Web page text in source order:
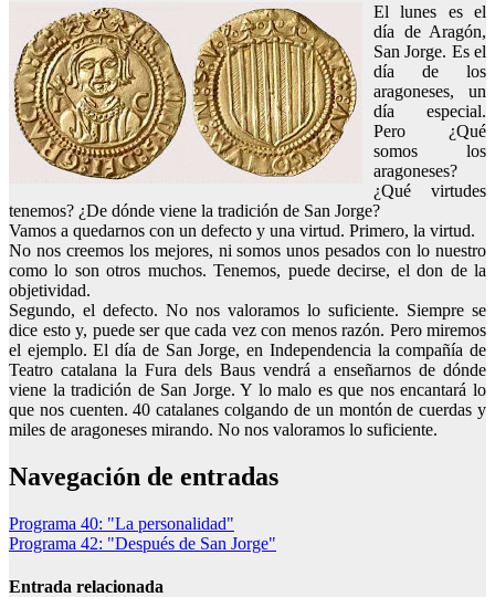
El lunes es el
día de Aragón,
San Jorge. Es el
día de los
aragoneses, un
día especial.
Pero ¿Qué
somos los
aragoneses?
¿Qué virtudes
tenemos? ¿De dónde viene la tradición de San Jorge?
Vamos a quedarnos con un defecto y una virtud. Primero, la virtud.
No nos creemos los mejores, ni somos unos pesados con lo nuestro
como lo son otros muchos. Tenemos, puede decirse, el don de la
objetividad.
Segundo, el defecto. No nos valoramos lo suficiente. Siempre se
dice esto y, puede ser que cada vez con menos razón. Pero miremos
el ejemplo. El día de San Jorge, en Independencia la compañía de
Teatro catalana la Fura dels Baus vendrá a enseñarnos de dónde
viene la tradición de San Jorge. Y lo malo es que nos encantará lo
que nos cuenten. 40 catalanes colgando de un montón de cuerdas y
miles de aragoneses mirando. No nos valoramos lo suficiente.
Navegación de entradas
Programa 40: "La personalidad"
Programa 42: "Después de San Jorge"
Entrada relacionada